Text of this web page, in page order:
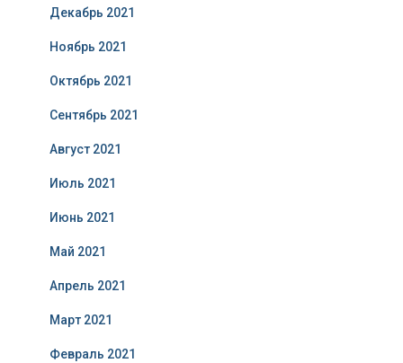
Декабрь 2021
Ноябрь 2021
Октябрь 2021
Сентябрь 2021
Август 2021
Июль 2021
Июнь 2021
Май 2021
Апрель 2021
Март 2021
Февраль 2021